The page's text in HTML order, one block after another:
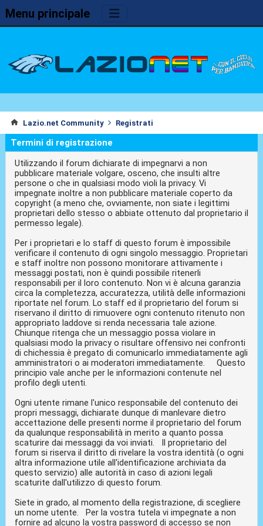
Menu principale
Lazio.net Community Registrati
Termini di registrazione
Utilizzando il forum dichiarate di impegnarvi a non
pubblicare materiale volgare, osceno, che insulti altre
persone o che in qualsiasi modo violi la privacy. Vi
impegnate inoltre a non pubblicare materiale coperto da
copyright (a meno che, ovviamente, non siate i legittimi
proprietari dello stesso o abbiate ottenuto dal proprietario il
permesso legale).
Per i proprietari e lo staff di questo forum è impossibile
verificare il contenuto di ogni singolo messaggio. Proprietari
e staff inoltre non possono monitorare attivamente i
messaggi postati, non è quindi possibile ritenerli
responsabili per il loro contenuto. Non vi è alcuna garanzia
circa la completezza, accuratezza, utilità delle informazioni
riportate nel forum. Lo staff ed il proprietario del forum si
riservano il diritto di rimuovere ogni contenuto ritenuto non
appropriato laddove si renda necessaria tale azione.
Chiunque ritenga che un messaggio possa violare in
qualsiasi modo la privacy o risultare offensivo nei confronti
di chichessia è pregato di comunicarlo immediatamente agli
amministratori o ai moderatori immediatamente. Questo
principio vale anche per le informazioni contenute nel
profilo degli utenti.
Ogni utente rimane l'unico responsabile del contenuto dei
propri messaggi, dichiarate dunque di manlevare dietro
accettazione delle presenti norme il proprietario del forum
da qualunque responsabilità in merito a quanto possa
scaturire dai messaggi da voi inviati. Il proprietario del
forum si riserva il diritto di rivelare la vostra identità (o ogni
altra informazione utile all'identificazione archiviata da
questo servizio) alle autorità in caso di azioni legali
scaturite dall'utilizzo di questo forum.
Siete in grado, al momento della registrazione, di scegliere
un nome utente. Per la vostra tutela vi impegnate a non
fornire ad alcuno la vostra password di accesso se non